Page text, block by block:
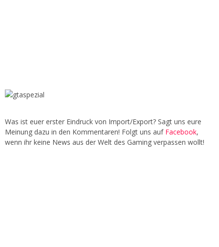
Was ist euer erster Eindruck von Import/Export? Sagt uns eure
Meinung dazu in den Kommentaren! Folgt uns auf Facebook,
wenn ihr keine News aus der Welt des Gaming verpassen wollt!